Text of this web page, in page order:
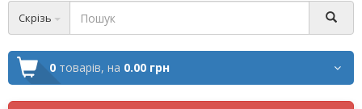
Скрізь
0 товарів, на 0.00 грн